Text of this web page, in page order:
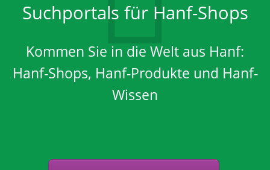
Suchportals für Hanf-Shops
Kommen Sie in die Welt aus Hanf:
Hanf-Shops, Hanf-Produkte und Hanf-
Wissen